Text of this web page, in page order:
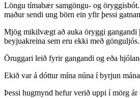
Löngu tímabær samgöngu- og
maður sendi ung börn ein yfir þessi
Mjög mikilvægt að auka öryggi gangandi
beyjuakreina sem eru ekki með gönguljós.
Öruggari leið fyrir gangandi og eða
Ekið var á dóttur mína núna í byrjun
Þessi hugmynd hefur verið uppi í mörg